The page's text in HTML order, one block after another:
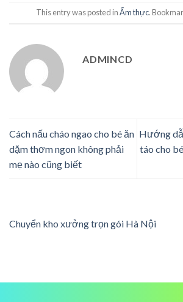
This entry was posted inẨm thực.
ADMINCD
Cách nấu cháo ngao cho bé ăn
dặm thơm ngon không phải
mẹ nào cũng biết
Hướng
táo cho
Chuyển kho xưởng trọn gói Hà Nội